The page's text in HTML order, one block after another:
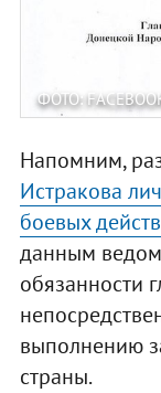
ФОТО:
Напомним,
Истракова
боевых
данным
обязанности
выполнению
страны.